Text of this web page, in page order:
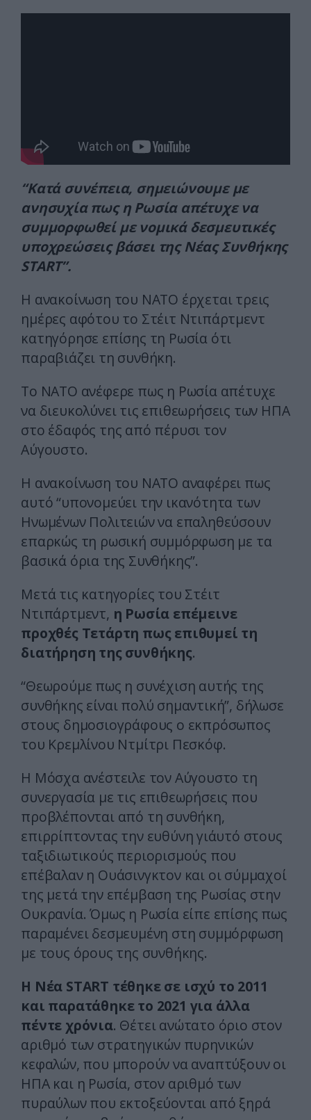
“Κατά συνέπεια, σημειώνουμε με
ανησυχία πως η Ρωσία απέτυχε να
συμμορφωθεί με νομικά δεσμευτικές
υποχρεώσεις βάσει της Νέας Συνθήκης
START”.
Η ανακοίνωση του ΝΑΤΟ έρχεται τρεις
ημέρες αφότου το Στέιτ Ντιπάρτμεντ
κατηγόρησε επίσης τη Ρωσία ότι
παραβιάζει τη συνθήκη.
Το ΝΑΤΟ ανέφερε πως η Ρωσία απέτυχε
να διευκολύνει τις επιθεωρήσεις των ΗΠΑ
στο έδαφός της από πέρυσι τον
Αύγουστο.
Η ανακοίνωση του ΝΑΤΟ αναφέρει πως
αυτό “υπονομεύει την ικανότητα των
Ηνωμένων Πολιτειών να επαληθεύσουν
επαρκώς τη ρωσική συμμόρφωση με τα
βασικά όρια της Συνθήκης”.
Μετά τις κατηγορίες του Στέιτ
Ντιπάρτμεντ, η Ρωσία επέμεινε
προχθές Τετάρτη πως επιθυμεί τη
διατήρηση της συνθήκης.
“Θεωρούμε πως η συνέχιση αυτής της
συνθήκης είναι πολύ σημαντική”, δήλωσε
στους δημοσιογράφους ο εκπρόσωπος
του Κρεμλίνου Ντμίτρι Πεσκόφ.
Η Μόσχα ανέστειλε τον Αύγουστο τη
συνεργασία με τις επιθεωρήσεις που
προβλέπονται από τη συνθήκη,
επιρρίπτοντας την ευθύνη γι΄αυτό στους
ταξιδιωτικούς περιορισμούς που
επέβαλαν η Ουάσινγκτον και οι σύμμαχοί
της μετά την επέμβαση της Ρωσίας στην
Ουκρανία. Όμως η Ρωσία είπε επίσης πως
παραμένει δεσμευμένη στη συμμόρφωση
με τους όρους της συνθήκης.
Η Νέα START τέθηκε σε ισχύ το 2011
και παρατάθηκε το 2021 για άλλα
πέντε χρόνια. Θέτει ανώτατο όριο στον
αριθμό των στρατηγικών πυρηνικών
κεφαλών, που μπορούν να αναπτύξουν οι
ΗΠΑ και η Ρωσία, στον αριθμό των
πυραύλων που εκτοξεύονται από ξηρά